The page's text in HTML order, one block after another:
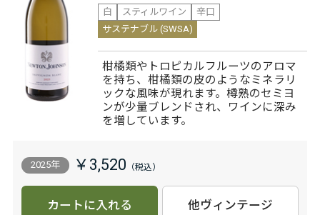
白
スティルワイン
辛口
サステナブル (SWSA)
柑橘類やトロピカルフルーツのアロマ
を持ち、柑橘類の皮のようなミネラリ
ックな風味が現れます。樽熟のセミヨ
ンが少量ブレンドされ、ワインに深み
を増しています。
2025年 ￥3,520
カートに入れる 他ヴィンテージ